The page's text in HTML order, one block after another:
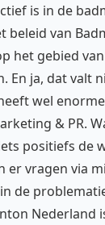
is in de
beleid van
het gebied
En ja, dat valt
wel
& PR.
positiefs de
er vragen via
de
Nederland